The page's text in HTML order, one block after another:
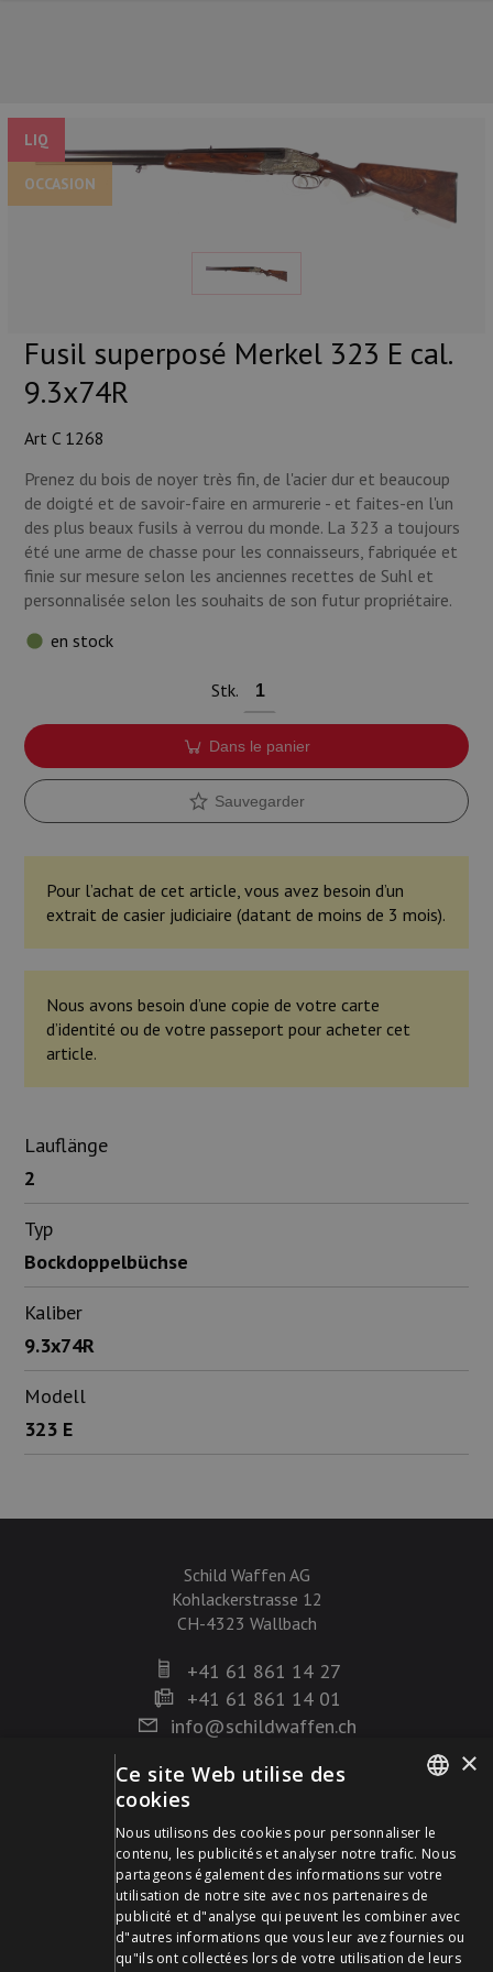
LIQ
OCCASION
Fusil superposé Merkel 323 E cal.
9.3x74R
Art C 1268
Prenez du bois de noyer très fin, de l'acier dur et beaucoup
de doigté et de savoir-faire en armurerie - et faites-en l'un
des plus beaux fusils à verrou du monde. La 323 a toujours
été une arme de chasse pour les connaisseurs, fabriquée et
finie sur mesure selon les anciennes recettes de Suhl et
personnalisée selon les souhaits de son futur propriétaire.
en stock
Stk.
Dans le panier
Sauvegarder
Pour l’achat de cet article, vous avez besoin d’un
extrait de casier judiciaire (datant de moins de 3 mois).
Nous avons besoin d’une copie de votre carte
d’identité ou de votre passeport pour acheter cet
article.
Lauflänge
2
Typ
Bockdoppelbüchse
Kaliber
9.3x74R
Modell
323 E
Schild Waffen AG
Kohlackerstrasse 12
CH-4323 Wallbach
+41 61 861 14 27
+41 61 861 14 01
info@schildwaffen.ch
Mode de paiement
Visitez-nous sur les médias sociaux et restez à jour !
Munitions
Armes
Lampes et accessoires
FRENCH
×
Ce site Web utilise des
cookies
Nous utilisons des cookies pour personnaliser le
contenu, les publicités et analyser notre trafic. Nous
partageons également des informations sur votre
utilisation de notre site avec nos partenaires de
publicité et d"analyse qui peuvent les combiner avec
d"autres informations que vous leur avez fournies ou
qu"ils ont collectées lors de votre utilisation de leurs